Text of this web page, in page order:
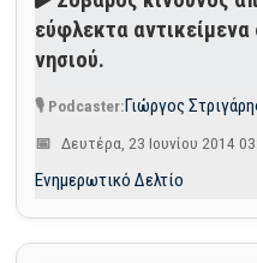
εύφλεκτα
νησιού.
Γιώργος
Δευτέρα, 23 Ιουνίου 2014
Ενημερωτικό Δελτίο